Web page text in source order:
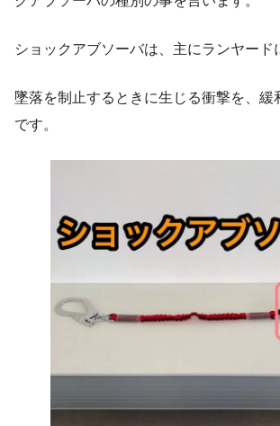
ショックアブソーバは、主にランヤード
墜落を制止するときに生じる衝撃を、緩
です。